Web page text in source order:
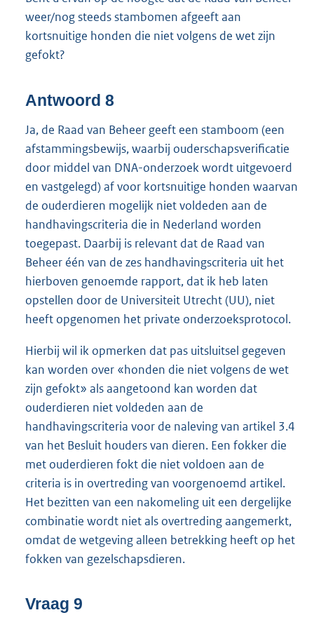
weer/nog steeds stambomen afgeeft aan
kortsnuitige honden die niet volgens de wet zijn
gefokt?
Antwoord 8
Ja, de Raad van Beheer geeft een stamboom (een
afstammingsbewijs, waarbij ouderschapsverificatie
door middel van DNA-onderzoek wordt uitgevoerd
en vastgelegd) af voor kortsnuitige honden waarvan
de ouderdieren mogelijk niet voldeden aan de
handhavingscriteria die in Nederland worden
toegepast. Daarbij is relevant dat de Raad van
Beheer één van de zes handhavingscriteria uit het
hierboven genoemde rapport, dat ik heb laten
opstellen door de Universiteit Utrecht (UU), niet
heeft opgenomen het private onderzoeksprotocol.
Hierbij wil ik opmerken dat pas uitsluitsel gegeven
kan worden over «honden die niet volgens de wet
zijn gefokt» als aangetoond kan worden dat
ouderdieren niet voldeden aan de
handhavingscriteria voor de naleving van artikel 3.4
van het Besluit houders van dieren. Een fokker die
met ouderdieren fokt die niet voldoen aan de
criteria is in overtreding van voorgenoemd artikel.
Het bezitten van een nakomeling uit een dergelijke
combinatie wordt niet als overtreding aangemerkt,
omdat de wetgeving alleen betrekking heeft op het
fokken van gezelschapsdieren.
Vraag 9